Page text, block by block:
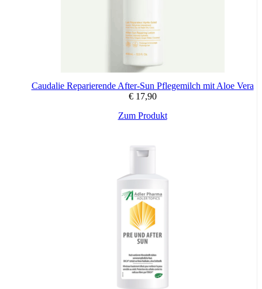
Caudalie Reparierende After-Sun Pflegemilch mit Aloe Vera
€17,90
Zum Produkt